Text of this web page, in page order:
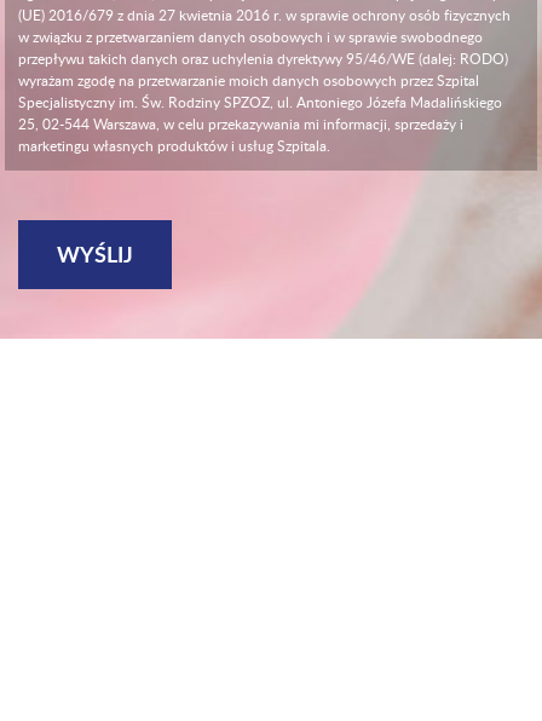
(UE) 2016/679 z dnia 27 kwietnia 2016 r. w sprawie ochrony osób fizycznych
w związku z przetwarzaniem danych osobowych i w sprawie swobodnego
przepływu takich danych oraz uchylenia dyrektywy 95/46/WE (dalej: RODO)
wyrażam zgodę na przetwarzanie moich danych osobowych przez Szpital
Specjalistyczny im. Św. Rodziny SPZOZ, ul. Antoniego Józefa Madalińskiego
25, 02-544 Warszawa, w celu przekazywania mi informacji, sprzedaży i
marketingu własnych produktów i usług Szpitala.